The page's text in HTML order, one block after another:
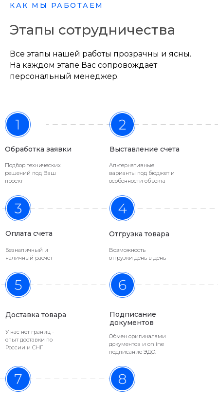
КАК МЫ РАБОТАЕМ
Этапы сотрудничества
Все этапы нашей работы прозрачны и ясны.
На каждом этапе Вас сопровождает
персональный менеджер.
Выставление счета
Альтернативные
варианты под бюджет и
особенности объекта
Подписание
документов
Обмен оригиналами
документов и online
подписание ЭДО.
Обработка заявки
Подбор технических
решений под Ваш
проект
Оплата счета
Безналичный и
наличный расчет
Отгрузка товара
Возможность
отгрузки день в день
Доставка товара
У нас нет границ -
опыт доставки по
России и СНГ
компании
ООО «ИНРЕС» основана 10 апреля 2017
поставки товаров, при котором клиент
100% уверен в поставщике -
КАЧЕСТВЕННЫЙ ТОВАР В НУЖНЫЙ СРОК
СОГЛАСНО СМЕТЕ.
Главный принцип компании –работать
честно и открыто
, поэтому мы создали
График поставок фибры стальной
Философия ИНРЕС - каждый должен
строительные материалы
Строители успешно заливают
тысячи м2 бетонных полов